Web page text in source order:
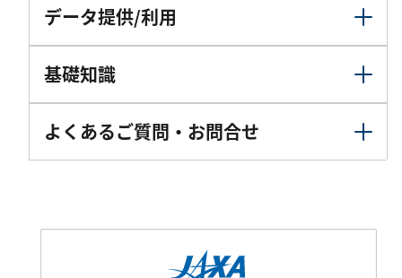
データ提供/利用
基礎知識
よくあるご質問・お問合せ